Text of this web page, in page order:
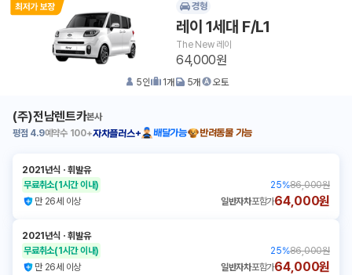
경형
레이 1세대 F/L1
The New 레이
64,000원
5인 1개 5개 오토
(주)전남렌트카본사
평점 4.9예약수 100+자차플러스+ 배달가능 반려동물 가능
2021년식 ㆍ휘발유
무료취소(1시간 이내) 25%86,000원
만 26세 이상
일반자차포함가64,000원
2021년식 ㆍ휘발유
무료취소(1시간 이내) 25%86,000원
만 26세 이상
일반자차포함가64,000원